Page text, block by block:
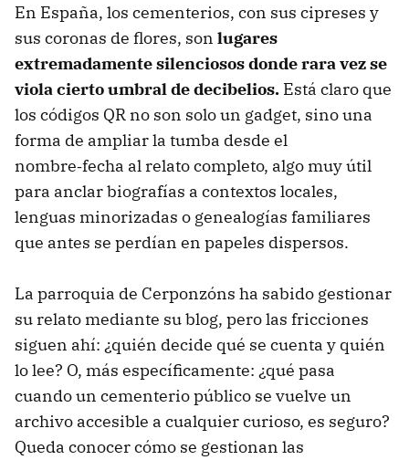
En España, los cementerios, con sus cipreses y
sus coronas de flores, son lugares
extremadamente silenciosos donde rara vez se
viola cierto umbral de decibelios. Está claro que
los códigos QR no son solo un gadget, sino una
forma de ampliar la tumba desde el
nombre‑fecha al relato completo, algo muy útil
para anclar biografías a contextos locales,
lenguas minorizadas o genealogías familiares
que antes se perdían en papeles dispersos.
La parroquia de Cerponzóns ha sabido gestionar
su relato mediante su blog, pero las fricciones
siguen ahí: ¿quién decide qué se cuenta y quién
lo lee? O, más específicamente: ¿qué pasa
cuando un cementerio público se vuelve un
archivo accesible a cualquier curioso, es seguro?
Queda conocer cómo se gestionan las